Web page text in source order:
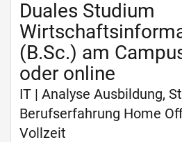
Duales Studium
(B.Sc.) am
oder online
IT | Analyse Ausbildung,
Berufserfahrung Home
Vollzeit